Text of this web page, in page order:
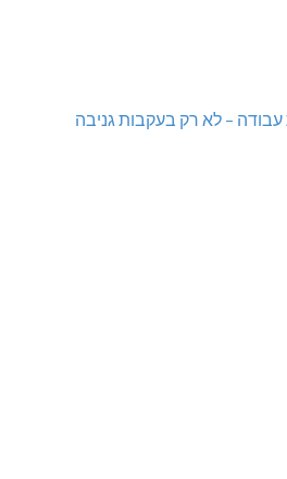
עבודה – לא רק בעקבות גניבה